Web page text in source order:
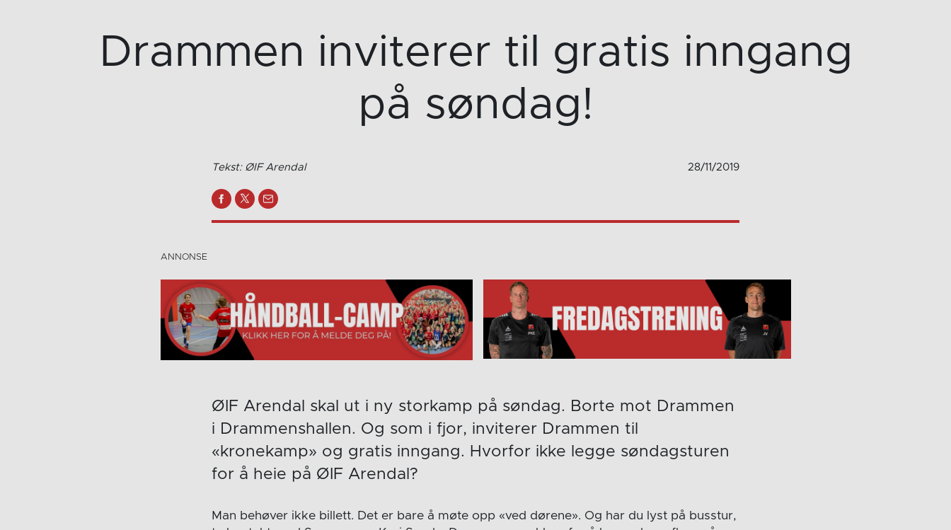
Drammen inviterer til gratis inngang
på søndag!
Tekst: ØIF Arendal 28/11/2019
ØIF Arendal skal ut i ny storkamp på søndag. Borte mot Drammen
i Drammenshallen. Og som i fjor, inviterer Drammen til
«kronekamp» og gratis inngang. Hvorfor ikke legge søndagsturen
for å heie på ØIF Arendal?
Man behøver ikke billett. Det er bare å møte opp «ved dørene». Og har du lyst på busstur,